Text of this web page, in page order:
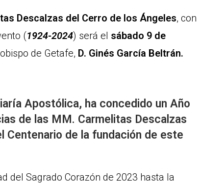
Descalzas del Cerro de los Ángeles, con
(1924-2024) será el sábado 9 de
de Getafe, D. Ginés García Beltrán.
Apostólica, ha concedido un Año
de las MM. Carmelitas Descalzas
Centenario de la fundación de este
del Sagrado Corazón de 2023 hasta la